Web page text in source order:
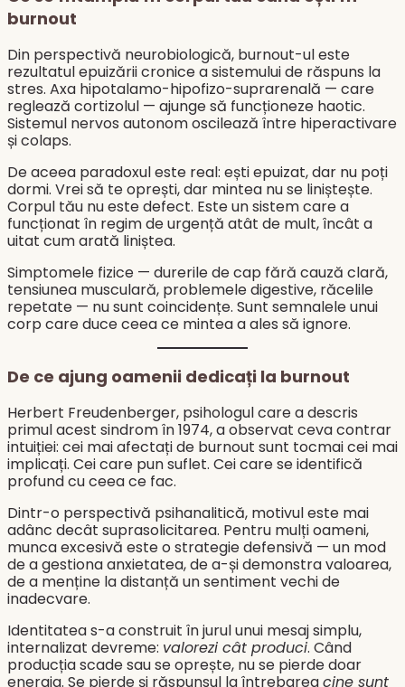
burnout
Din perspectivă neurobiologică, burnout-ul este
rezultatul epuizării cronice a sistemului de răspuns la
stres. Axa hipotalamo-hipofizo-suprarenală — care
reglează cortizolul — ajunge să funcționeze haotic.
Sistemul nervos autonom oscilează între hiperactivare
și colaps.
De aceea paradoxul este real: ești epuizat, dar nu poți
dormi. Vrei să te oprești, dar mintea nu se liniștește.
Corpul tău nu este defect. Este un sistem care a
funcționat în regim de urgență atât de mult, încât a
uitat cum arată liniștea.
Simptomele fizice — durerile de cap fără cauză clară,
tensiunea musculară, problemele digestive, răcelile
repetate — nu sunt coincidențe. Sunt semnalele unui
corp care duce ceea ce mintea a ales să ignore.
De ce ajung oamenii dedicați la burnout
Herbert Freudenberger, psihologul care a descris
primul acest sindrom în 1974, a observat ceva contrar
intuiției: cei mai afectați de burnout sunt tocmai cei mai
implicați. Cei care pun suflet. Cei care se identifică
profund cu ceea ce fac.
Dintr-o perspectivă psihanalitică, motivul este mai
adânc decât suprasolicitarea. Pentru mulți oameni,
munca excesivă este o strategie defensivă — un mod
de a gestiona anxietatea, de a-și demonstra valoarea,
de a menține la distanță un sentiment vechi de
inadecvare.
Identitatea s-a construit în jurul unui mesaj simplu,
internalizat devreme: valorezi cât produci. Când
producția scade sau se oprește, nu se pierde doar
energia. Se pierde și răspunsul la întrebareacine sunt